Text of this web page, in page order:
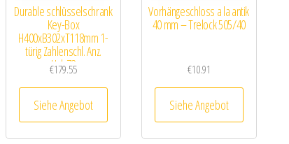
Durable schlüsselschrank
Key-Box
H400xB302xT118mm 1-
türig Zahlenschl. Anz.
Hak.72
€179.55
Siehe Angebot
Vorhängeschloss a la antik
40 mm – Trelock 505/40
€10.91
Siehe Angebot